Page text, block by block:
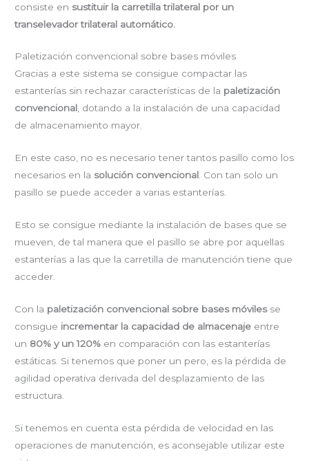
consiste en sustituir la carretilla trilateral por un
transelevador trilateral automático.
Paletización convencional sobre bases móviles
Gracias a este sistema se consigue compactar las
estanterías sin rechazar características de la paletización
convencional, dotando a la instalación de una capacidad
de almacenamiento mayor.
En este caso, no es necesario tener tantos pasillo como los
necesarios en la solución convencional. Con tan solo un
pasillo se puede acceder a varias estanterías.
Esto se consigue mediante la instalación de bases que se
mueven, de tal manera que el pasillo se abre por aquellas
estanterías a las que la carretilla de manutención tiene que
acceder.
Con la paletización convencional sobre bases móvilesse
consigue incrementar la capacidad de almacenaje entre
un 80% y un 120% en comparación con las estanterías
estáticas. Si tenemos que poner un pero, es la pérdida de
agilidad operativa derivada del desplazamiento de las
estructura.
Si tenemos en cuenta esta pérdida de velocidad en las
operaciones de manutención, es aconsejable utilizar este